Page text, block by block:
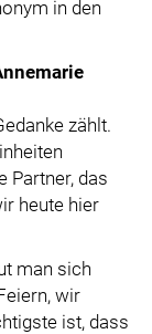
in den
zählt.
Partner, das
heute hier
man sich
wir
ist, dass